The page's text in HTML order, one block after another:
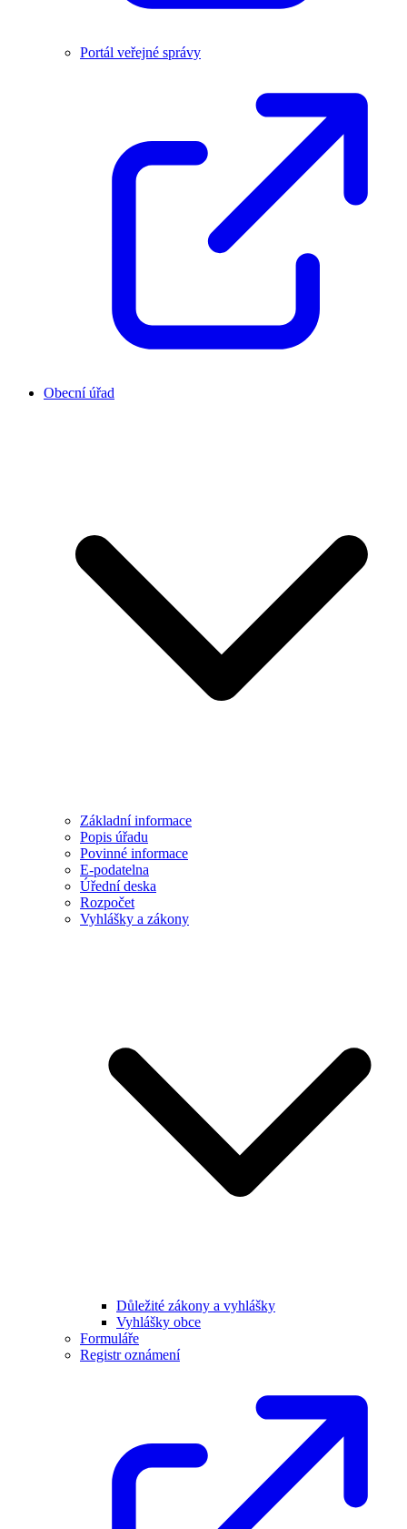
Portál veřejné správy
Obecní úřad
Základní informace
Popis úřadu
Povinné informace
E-podatelna
Úřední deska
Rozpočet
Vyhlášky a zákony
Důležité zákony a vyhlášky
Vyhlášky obce
Formuláře
Registr oznámení